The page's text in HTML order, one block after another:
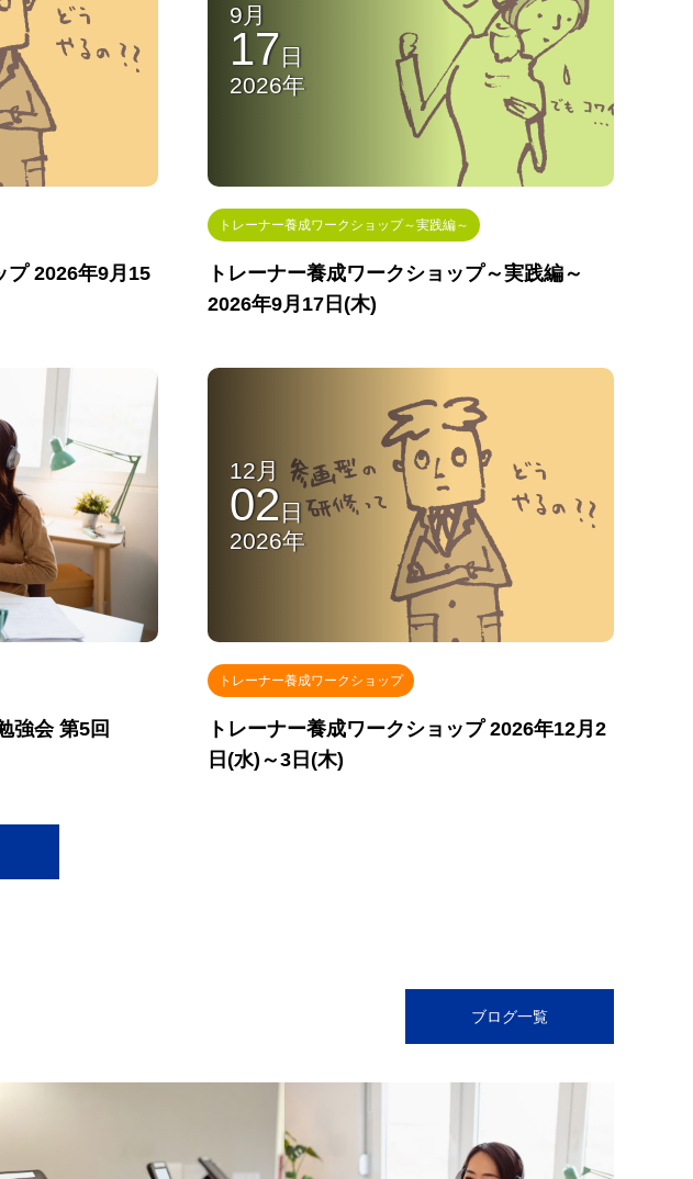
プ 2026年9月15
9月
17日
2026年
トレーナー養成ワークショップ～実践編～
トレーナー養成ワークショップ～実践編～
2026年9月17日(木)
強会 第5回
12月
02日
2026年
トレーナー養成ワークショップ
トレーナー養成ワークショップ 2026年12月2
日(水)～3日(木)
ブログ一覧